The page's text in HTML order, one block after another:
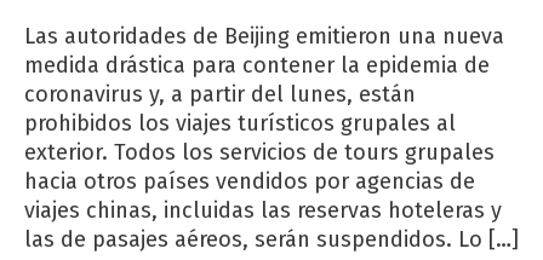
Las autoridades de Beijing emitieron una nueva
medida drástica para contener la epidemia de
coronavirus y, a partir del lunes, están
prohibidos los viajes turísticos grupales al
exterior. Todos los servicios de tours grupales
hacia otros países vendidos por agencias de
viajes chinas, incluidas las reservas hoteleras y
las de pasajes aéreos, serán suspendidos. Lo […]